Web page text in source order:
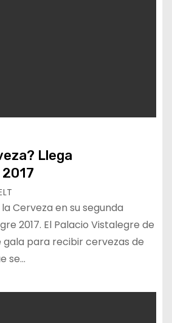
Llega
Cerveza en su segunda
2017. El Palacio Vistalegre de
gala para recibir cervezas de
se…